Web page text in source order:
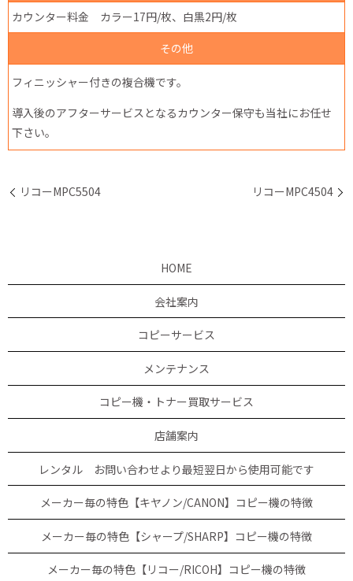
カウンター料金 カラー17円/枚、白黒2円/枚
その他
フィニッシャー付きの複合機です。
導入後のアフターサービスとなるカウンター保守も当社にお任せ
下さい。
リコーMPC5504 リコーMPC4504
HOME
会社案内
コピーサービス
メンテナンス
コピー機・トナー買取サービス
店舗案内
レンタル お問い合わせより最短翌日から使用可能です
メーカー毎の特色【キヤノン/CANON】コピー機の特徴
メーカー毎の特色【シャープ/SHARP】コピー機の特徴
メーカー毎の特色【リコー/RICOH】コピー機の特徴